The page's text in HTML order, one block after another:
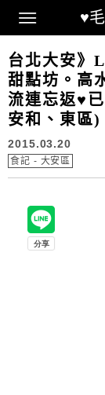
♥
Main
台北大安》
甜點坊。高
流連忘返♥
安和、東區)
2015.03.20
食記 - 大安區